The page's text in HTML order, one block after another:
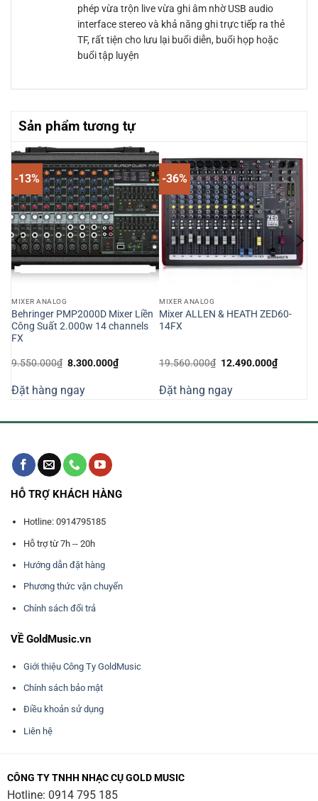
phép vừa trộn live vừa ghi âm nhờ USB audio
interface stereo và khả năng ghi trực tiếp ra thẻ
TF, rất tiện cho lưu lại buổi diễn, buổi họp hoặc
buổi tập luyện
Sản phẩm tương tự
-13%
MIXER ANALOG
Behringer PMP2000D Mixer Liền
Công Suất 2.000w 14 channels
FX
9.550.000₫ Giá
9.550.000₫.
8.300.000₫Giá
hiện
8.300.000₫.
Đặt hàng ngay
-36%
MIXER ANALOG
Mixer ALLEN & HEATH ZED60-
14FX
19.560.000₫ Giá
19.560.000₫.
12.490.000₫Giá
hiện
Đặt hàng ngay
HỖ TRỢ KHÁCH HÀNG
Hotline: 0914795185
Hỗ trợ từ 7h -- 20h
Hướng dẫn đặt hàng
Phương thức vận chuyển
Chính sách đổi trả
VỀ GoldMusic.vn
Giới thiệu Công Ty GoldMusic
Chính sách bảo mật
Điều khoản sử dụng
Liên hệ
CÔNG TY TNHH NHẠC CỤ GOLD MUSIC
Hotline: 0914 795 185